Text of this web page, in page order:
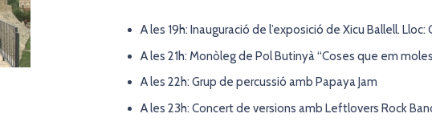
A les 19h: Inauguració de l’exposició de Xicu Ballell.
A les 21h: Monòleg de Pol Butinyà “Coses que em
A les 22h: Grup de percussió amb Papaya Jam
A les 23h: Concert de versions amb Leftlovers Rock